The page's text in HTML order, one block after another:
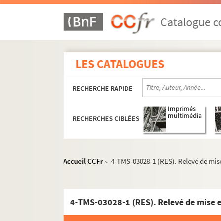
Catalogue
LES CATALOGUES
RECHERCHE RAPIDE
RECHERCHES CIBLÉES
Imprimés
multimédia
Accueil CCFr > 4-TMS-03028-1 (RES). Relevé de
Michel Duran. Trois...Six...Neuf : comédie en
Charles-Simon Favart. Les trois sultanes ou
Jules Mary. Trompe la mort : drame en 11
Alfred Bonsergent, Charles Simon. Trop
Yves Mirande. Le trou dans le mur : comédie
Maurice Rostand. Trouble : pièce en 3 actes
Edmond Fleg. Le trouble-fête : comédie en 3
Jean Richepin. Les truands : drame en 5
Alfred Jarry. Ubu à l'Opéra. 1974
Pierre Rocher. Ulysse : comédie en 3 actes.